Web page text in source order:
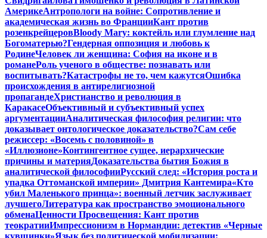
АмерикеАнтропологи на войне: Сопротивление и
академическая жизнь во ФранцииКант против
розенкрейцеровBloody Mary: коктейль или глумление над
Богоматерью?Гендерная оппозиция и любовь к
РодинеЧеловек ли женщина: София на иконе и в
романеРоль ученого в обществе: познавать или
воспитывать?Катастрофы не то, чем кажутсяОшибка
происхождения в антирелигиозной
пропагандеХристианство и революция в
КаракасеОбъективный и субъективный успех
аргументацииАналитическая философия религии: что
доказывает онтологическое доказательство?Сам себе
режиссер: «Восемь с половиной» в
«Иллюзионе»Контингентное сущее, иерархические
причины и материяДоказательства бытия Божия в
аналитической философииРусский след: «История роста и
упадка Оттоманской империи» Дмитрия Кантемира«Кто
убил Маленького принца»: военный летчик заслуживает
лучшегоЛитература как пространство эмоционального
обменаЦенности Просвещения: Кант против
теократииИмпрессионизм в Нормандии: детектив «Черные